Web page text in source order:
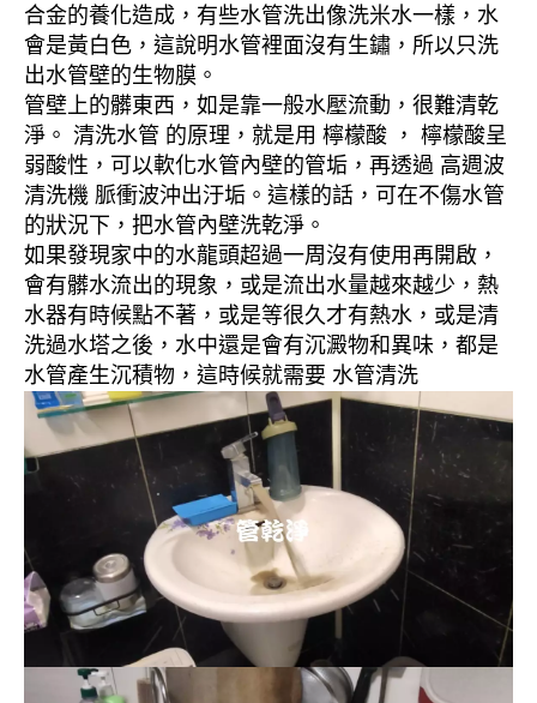
合金的養化造成，有些水管洗出像洗米水一樣，水
會是黃白色，這說明水管裡面沒有生鏽，所以只洗
出水管壁的生物膜。
管壁上的髒東西，如是靠一般水壓流動，很難清乾
淨。 清洗水管 的原理，就是用 檸檬酸 ， 檸檬酸呈
弱酸性，可以軟化水管內壁的管垢，再透過 高週波
清洗機 脈衝波沖出汙垢。這樣的話，可在不傷水管
的狀況下，把水管內壁洗乾淨。
如果發現家中的水龍頭超過一周沒有使用再開啟，
會有髒水流出的現象，或是流出水量越來越少，熱
水器有時候點不著，或是等很久才有熱水，或是清
洗過水塔之後，水中還是會有沉澱物和異味，都是
水管產生沉積物，這時候就需要 水管清洗